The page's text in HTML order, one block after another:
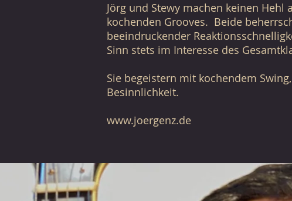
Jörg und Stewy machen keinen Hehl
kochenden Grooves. Beide
beeindruckender
Sinn stets im Interesse des
Sie begeistern mit kochendem
Besinnlichkeit.
www.joergenz.de